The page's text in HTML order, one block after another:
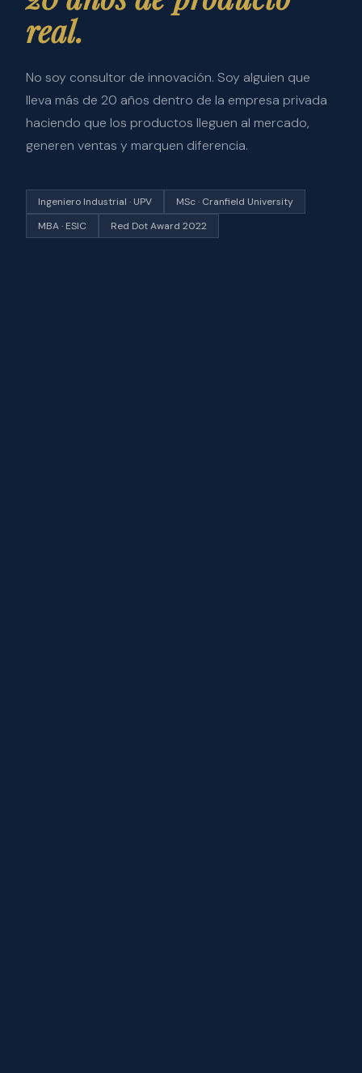
real.
No soy consultor de innovación. Soy alguien que
lleva más de 20 años dentro de la empresa privada
haciendo que los productos lleguen al mercado,
generen ventas y marquen diferencia.
Ingeniero Industrial · UPV
MSc · Cranfield University
MBA · ESIC
Red Dot Award 2022